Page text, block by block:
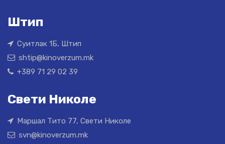
Штип
Суитлак 1Б, Штип
shtip@kinoverzum.mk
+389 71 29 02 39
Свети Николе
Маршал Тито 77, Свети Николе
svn@kinoverzum.mk